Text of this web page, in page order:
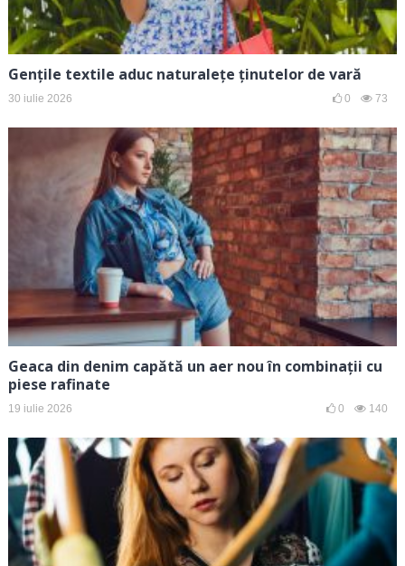
Gențile textile aduc naturalețe ținutelor de vară
30 iulie 2026 0 73
Geaca din denim capătă un aer nou în combinații cu
piese rafinate
19 iulie 2026 0 140